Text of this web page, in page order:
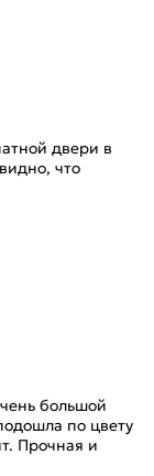
двери в
что
большой
по цвету
Прочная и